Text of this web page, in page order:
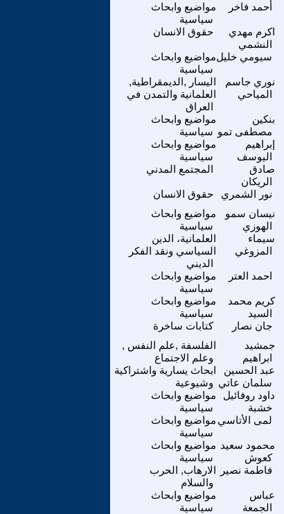
مواضيع وابحاث
سياسية
أحمد فاخر
حقوق الانسان
اكرم مهدي
النشمي
مواضيع وابحاث
سياسية
سيومي خليل
اليسار ,الديمقراطية,
العلمانية والتمدن في
العراق
نوري جاسم
المياحي
مواضيع وابحاث
سياسية
بنكين
مصطفى تمو
مواضيع وابحاث
سياسية
إبراهيم
اليوسف
المجتمع المدني
صادق
الريكان
حقوق الانسان نور الشمري
مواضيع وابحاث
سياسية
نيسان سمو
الهوزي
العلمانية، الدين
السياسي ونقد الفكر
الديني
سيماء
المزوغي
مواضيع وابحاث
سياسية
احمد العتر
مواضيع وابحاث
سياسية
كريم محمد
السيد
كتابات ساخرة جان نصار
الفلسفة ,علم النفس ,
وعلم الاجتماع
جمشيد
ابراهيم
ابحاث يسارية واشتراكية
وشيوعية
عبد الحسين
سلمان عاتي
مواضيع وابحاث
سياسية
داود روفائيل
خشبة
مواضيع وابحاث
سياسية
لمى الأتاسي
مواضيع وابحاث
سياسية
محمود سعيد
كعوش
الارهاب, الحرب
والسلام
فاطمة نصير
مواضيع وابحاث
سياسية
عباس
الجمعة